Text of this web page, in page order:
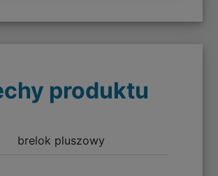
produktu
brelok pluszowy